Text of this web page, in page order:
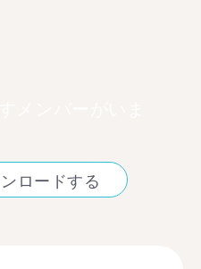
ロードする